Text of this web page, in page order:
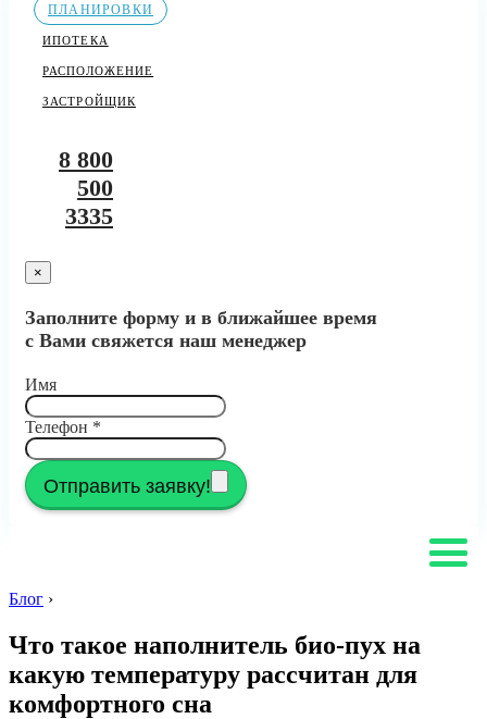
ПЛАНИРОВКИ
ИПОТЕКА
РАСПОЛОЖЕНИЕ
ЗАСТРОЙЩИК
8 800
500
3335
×
Заполните форму и в ближайшее время
с Вами свяжется наш менеджер
Имя
Телефон *
Отправить заявку!
Блог ›
Что такое наполнитель био-пух на
какую температуру рассчитан для
комфортного сна